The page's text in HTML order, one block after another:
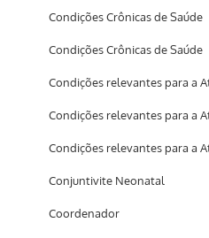
Condições Crônicas de Saúde
Condições Crônicas de Saúde
Condições relevantes para a
Condições relevantes para a
Condições relevantes para a
Conjuntivite Neonatal
Coordenador